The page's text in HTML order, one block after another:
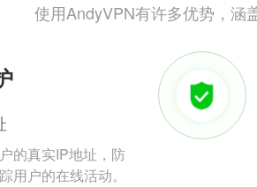
使用AndyVPN有许多优势，涵
的真实IP地址，防
用户的在线活动。